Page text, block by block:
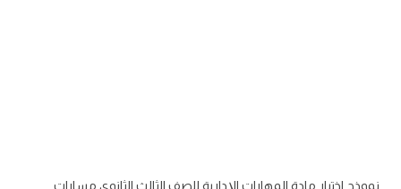
نموذج اختبار مادة المهارات الإدارية للصف الثالث الثانوي مسارات